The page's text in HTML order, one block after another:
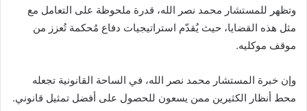
وتظهر للمستشار محمد نصر الله، قدرة ملحوظة على التعامل مع
مثل هذه القضايا، حيث يُقدّم استراتيجيات دفاع مُحكمة تُعزز من
موقف موكليه.
وإن خبرة المستشار محمد نصر الله، في الساحة القانونية تجعله
محط أنظار الكثيرين ممن يسعون للحصول على أفضل تمثيل قانوني.